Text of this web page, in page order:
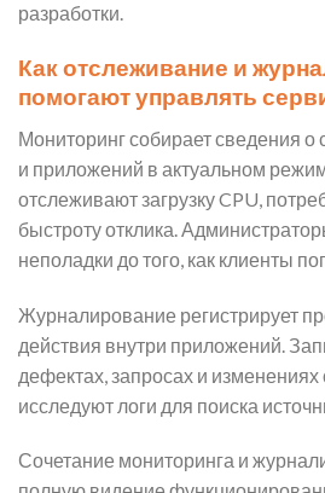
разработки.
Как отслеживание и
помогают управлять
Мониторинг собирает сведения о
и приложений в актуальном
отслеживают загрузку CPU,
быстроту отклика.
неполадки до того, как клиенты
Журналирование регистрирует
действия внутри приложений.
дефектах, запросах и изменениях
исследуют логи для поиска
Сочетание мониторинга и